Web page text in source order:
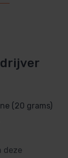
drijver
(20 grams)
deze